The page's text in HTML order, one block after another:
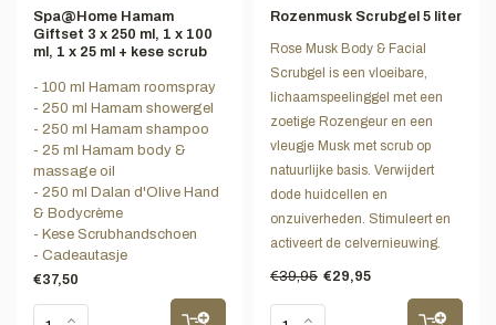
Spa@Home Hamam
Giftset 3 x 250 ml, 1 x 100
ml, 1 x 25 ml + kese scrub
- 100 ml Hamam roomspray
- 250 ml Hamam showergel
- 250 ml Hamam shampoo
- 25 ml Hamam body &
massage oil
- 250 ml Dalan d'Olive Hand
& Bodycrème
- Kese Scrubhandschoen
- Cadeautasje
€37,50
Rozenmusk Scrubgel 5 liter
Rose Musk Body & Facial
Scrubgel is een vloeibare,
lichaamspeelinggel met een
zoetige Rozengeur en een
vleugje Musk met scrub op
natuurlijke basis. Verwijdert
dode huidcellen en
onzuiverheden. Stimuleert en
activeert de celvernieuwing.
€39,95 €29,95